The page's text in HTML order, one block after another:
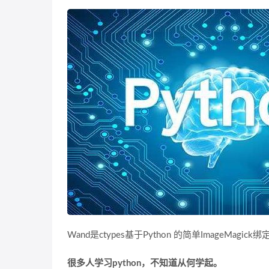
Wand是ctypes基于Python 的简单ImageMagick绑
很多人学习python，不知道从何学起。